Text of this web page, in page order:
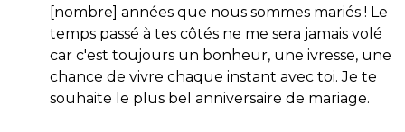
[nombre] années que nous sommes mariés ! Le
temps passé à tes côtés ne me sera jamais volé
car c'est toujours un bonheur, une ivresse, une
chance de vivre chaque instant avec toi. Je te
souhaite le plus bel anniversaire de mariage.